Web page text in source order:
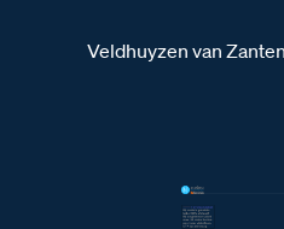
Veldhuyzen van